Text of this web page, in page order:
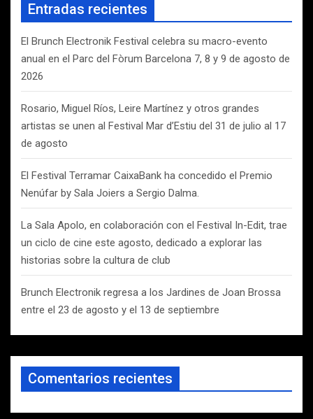
r
Entradas recientes
El Brunch Electronik Festival celebra su macro-evento
anual en el Parc del Fòrum Barcelona 7, 8 y 9 de agosto de
2026
Rosario, Miguel Ríos, Leire Martínez y otros grandes
artistas se unen al Festival Mar d’Estiu del 31 de julio al 17
de agosto
El Festival Terramar CaixaBank ha concedido el Premio
Nenúfar by Sala Joiers a Sergio Dalma.
La Sala Apolo, en colaboración con el Festival In-Edit, trae
un ciclo de cine este agosto, dedicado a explorar las
historias sobre la cultura de club
Brunch Electronik regresa a los Jardines de Joan Brossa
entre el 23 de agosto y el 13 de septiembre
Comentarios recientes